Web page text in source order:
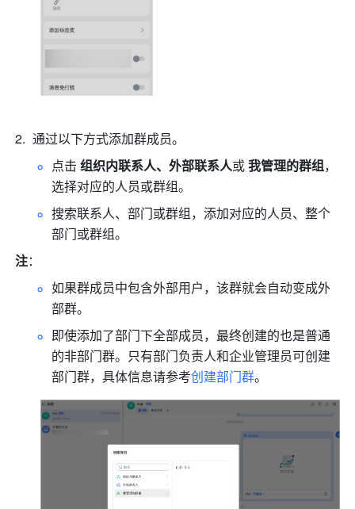
通过以下方式添加群成员。
点击 组织内联系人、外部联系人或 我管理的群组，
选择对应的人员或群组。
搜索联系人、部门或群组，添加对应的人员、整个
部门或群组。
注：
如果群成员中包含外部用户，该群就会自动变成外
部群。
即使添加了部门下全部成员，最终创建的也是普通
的非部门群。只有部门负责人和企业管理员可创建
部门群，具体信息请参考创建部门群。